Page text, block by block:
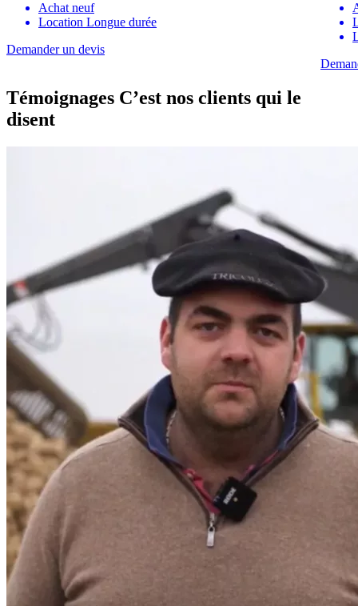
Achat neuf
Location Longue durée
Demander un devis
Témoignages C’est nos clients qui le
disent